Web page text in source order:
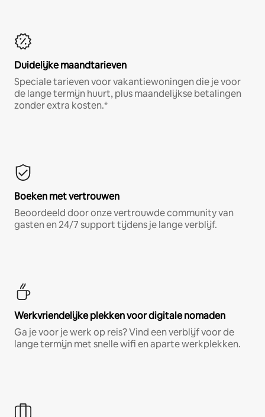
Duidelijke maandtarieven
Speciale tarieven voor vakantiewoningen die je voor
de lange termijn huurt, plus maandelijkse betalingen
zonder extra kosten.*
Boeken met vertrouwen
Beoordeeld door onze vertrouwde community van
gasten en 24/7 support tijdens je lange verblijf.
Werkvriendelijke plekken voor digitale nomaden
Ga je voor je werk op reis? Vind een verblijf voor de
lange termijn met snelle wifi en aparte werkplekken.